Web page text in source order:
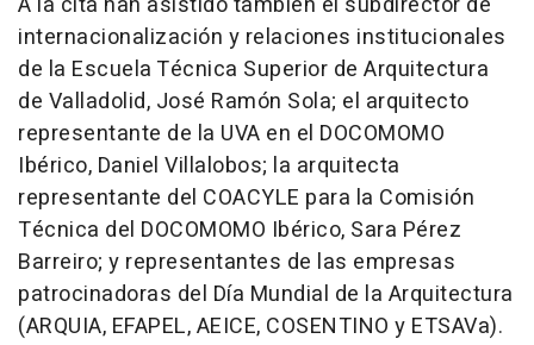
internacionalización y relaciones institucionales
de la Escuela Técnica Superior de Arquitectura
de Valladolid, José Ramón Sola; el arquitecto
representante de la UVA en el DOCOMOMO
Ibérico, Daniel Villalobos; la arquitecta
representante del COACYLE para la Comisión
Técnica del DOCOMOMO Ibérico, Sara Pérez
Barreiro; y representantes de las empresas
patrocinadoras del Día Mundial de la Arquitectura
(ARQUIA, EFAPEL, AEICE, COSENTINO y ETSAVa).